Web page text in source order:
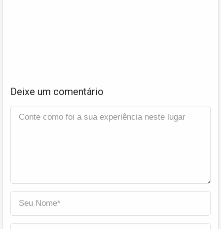
Deixe um comentário